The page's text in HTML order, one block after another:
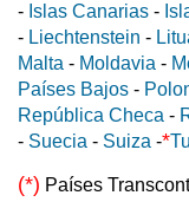
- Islas Canarias -
- Liechtenstein -
Malta - Moldavia -
Países Bajos -
República Checa -
- Suecia - Suiza -*
(*) Países